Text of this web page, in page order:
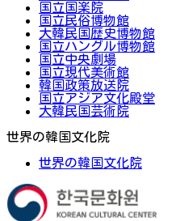
国立国楽院
国立民俗博物館
大韓民国歴史博物館
国立ハングル博物館
国立中央劇場
国立現代美術館
韓国政策放送院
国立アジア文化殿堂
大韓民国芸術院
世界の韓国文化院
世界の韓国文化院